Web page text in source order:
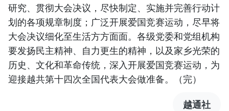
研究、贯彻大会决议，尽快制定、实施并完善行动计
划的各项规章制度；广泛开展爱国竞赛运动，尽早将
大会决议细化至生活方方面面。各级党委和党组机构
要发扬民主精神、自力更生的精神，以及家乡光荣的
历史、文化和革命传统，深入开展爱国竞赛运动，为
迎接越共第十四次全国代表大会做准备。（完）
越通社